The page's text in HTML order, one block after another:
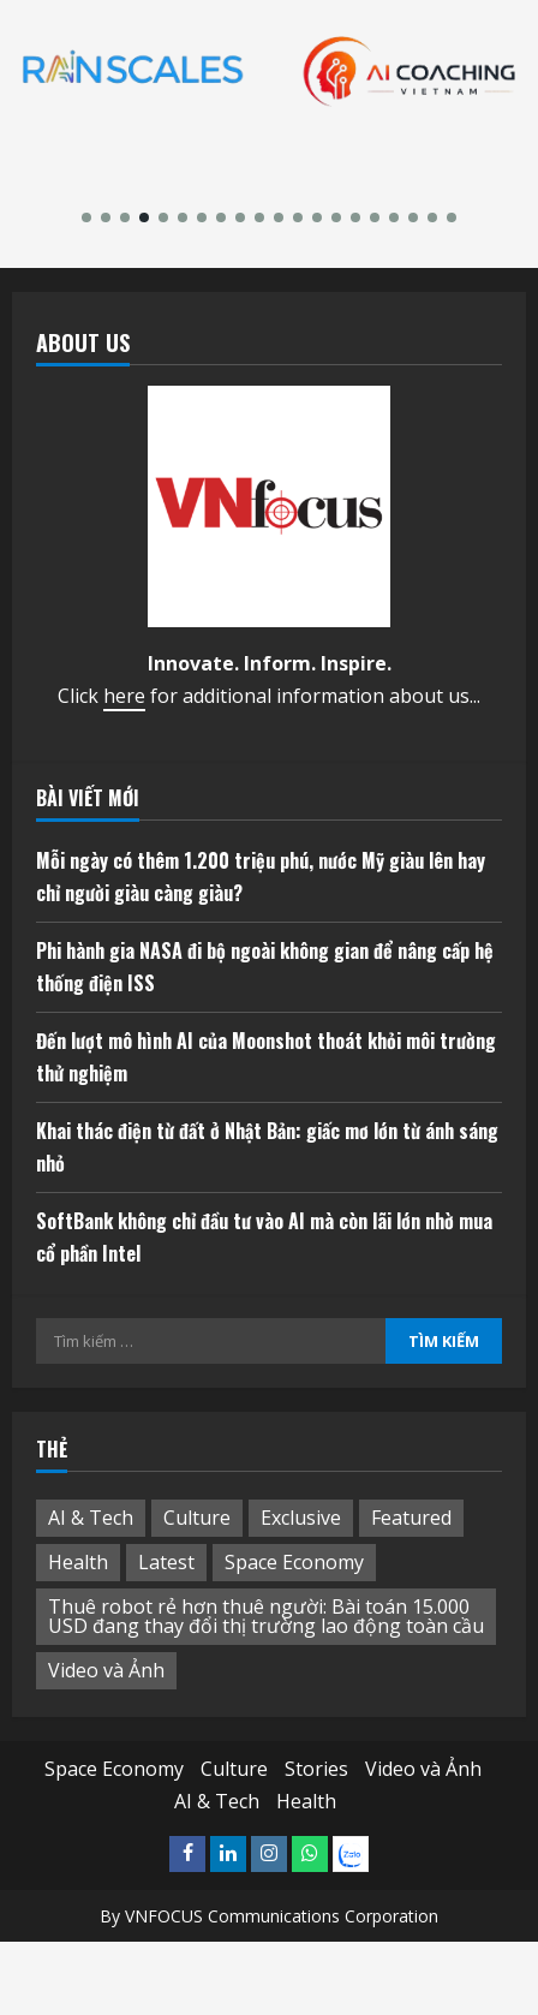
ABOUT US
Innovate. Inform. Inspire.
Click here for additional information about us...
BÀI VIẾT MỚI
Mỗi ngày có thêm 1.200 triệu phú, nước Mỹ giàu lên hay
chỉ người giàu càng giàu?
Phi hành gia NASA đi bộ ngoài không gian để nâng cấp hệ
thống điện ISS
Đến lượt mô hình AI của Moonshot thoát khỏi môi trường
thử nghiệm
Khai thác điện từ đất ở Nhật Bản: giấc mơ lớn từ ánh sáng
nhỏ
SoftBank không chỉ đầu tư vào AI mà còn lãi lớn nhờ mua
cổ phần Intel
Tìm
THẺ
AI & Tech Culture Exclusive
Featured
Health
Latest
Space Economy
Thuê robot rẻ hơn thuê người: Bài toán 15.000
USD đang thay đổi thị trường lao động toàn cầu
Video và Ảnh
Space Economy Culture Stories
Video và Ảnh
AI & Tech
Health
Facebook
LinkedinInstagram
What’sapp
Zalo